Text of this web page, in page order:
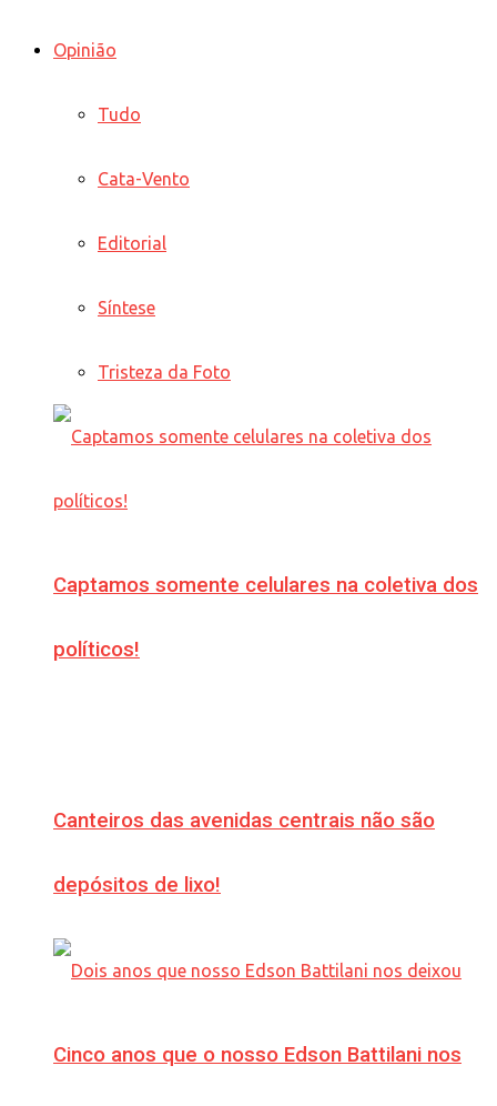
Opinião
Tudo
Cata-Vento
Editorial
Síntese
Tristeza da Foto
Captamos somente celulares na coletiva dos
políticos!
Canteiros das avenidas centrais não são
depósitos de lixo!
Cinco anos que o nosso Edson Battilani nos